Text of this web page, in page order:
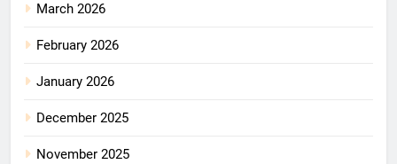
March 2026
February 2026
January 2026
December 2025
November 2025